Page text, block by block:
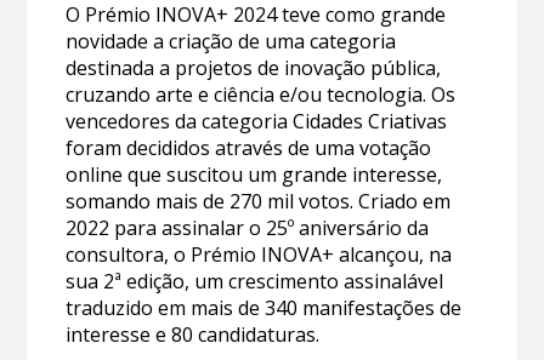
O Prémio INOVA+ 2024 teve como grande
novidade a criação de uma categoria
destinada a projetos de inovação pública,
cruzando arte e ciência e/ou tecnologia. Os
vencedores da categoria Cidades Criativas
foram decididos através de uma votação
online que suscitou um grande interesse,
somando mais de 270 mil votos. Criado em
2022 para assinalar o 25º aniversário da
consultora, o Prémio INOVA+ alcançou, na
sua 2ª edição, um crescimento assinalável
traduzido em mais de 340 manifestações de
interesse e 80 candidaturas.